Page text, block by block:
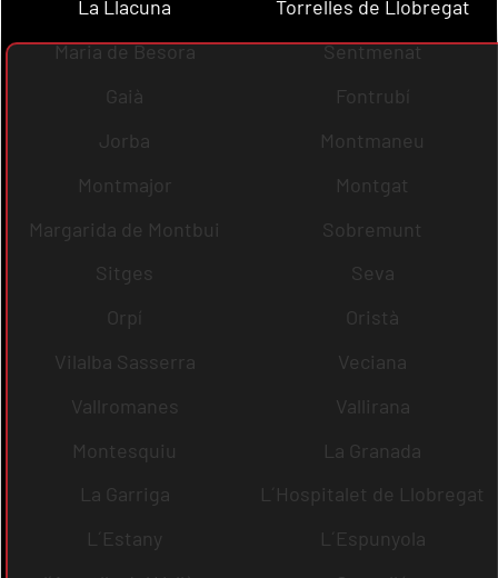
La Llacuna
Torrelles de Llobregat
Maria de Besora
Sentmenat
Gaià
Fontrubí
Jorba
Montmaneu
Montmajor
Montgat
Margarida de Montbui
Sobremunt
Sitges
Seva
Orpí
Oristà
Vilalba Sasserra
Veciana
Vallromanes
Vallirana
Montesquiu
La Granada
La Garriga
L´Hospitalet de Llobregat
L´Estany
L´Espunyola